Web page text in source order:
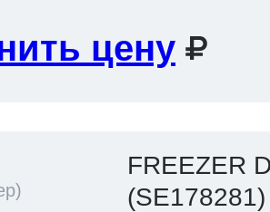
цену
FREEZER
(SE178281)